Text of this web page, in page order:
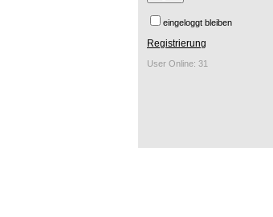
eingeloggt bleiben
Registrierung
User Online: 31